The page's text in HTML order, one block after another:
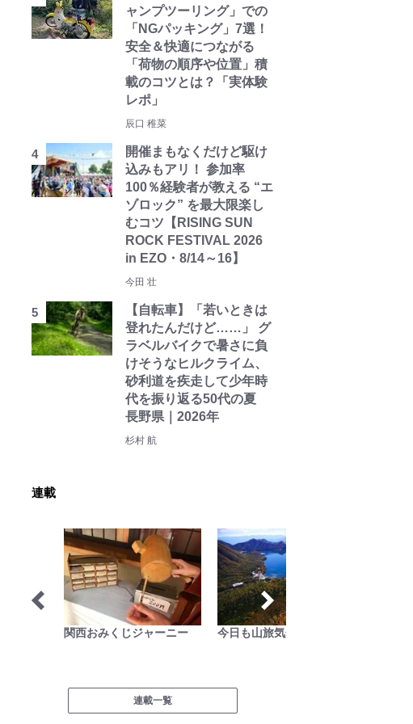
ャンプツーリング」での
「NGパッキング」7選！
安全＆快適につながる
「荷物の順序や位置」積
載のコツとは？「実体験
レポ」
辰口 稚菜
開催まもなくだけど駆け
込みもアリ！ 参加率
100％経験者が教える “エ
ゾロック” を最大限楽し
むコツ【RISING SUN
ROCK FESTIVAL 2026
in EZO・8/14～16】
今田 壮
【自転車】「若いときは
登れたんだけど……」 グ
ラベルバイクで暑さに負
けそうなヒルクライム、
砂利道を疾走して少年時
代を振り返る50代の夏
長野県｜2026年
杉村 航
連載
関西おみくじジャーニー 今日も山旅気分
連載一覧